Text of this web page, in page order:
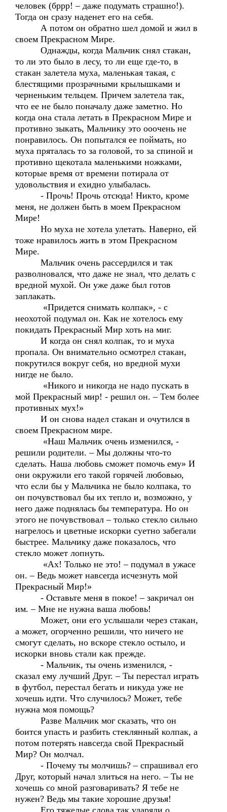
человек (бррр! – даже подумать страшно!).
Тогда он сразу наденет его на себя.
А потом он обратно шел домой и жил в
своем Прекрасном Мире.
Однажды, когда Мальчик снял стакан,
то ли это было в лесу, то ли еще где-то, в
стакан залетела муха, маленькая такая, с
блестящими прозрачными крылышками и
черненьким тельцем. Причем залетела так,
что ее не было поначалу даже заметно. Но
когда она стала летать в Прекрасном Мире и
противно зыкать, Мальчику это ооочень не
понравилось. Он попытался ее поймать, но
муха пряталась то за головой, то за спиной и
противно щекотала маленькими ножками,
которые время от времени потирала от
удовольствия и ехидно улыбалась.
- Прочь! Прочь отсюда! Никто, кроме
меня, не должен быть в моем Прекрасном
Мире!
Но муха не хотела улетать. Наверно, ей
тоже нравилось жить в этом Прекрасном
Мире.
Мальчик очень рассердился и так
разволновался, что даже не знал, что делать с
вредной мухой. Он уже даже был готов
заплакать.
«Придется снимать колпак», - с
неохотой подумал он. Как не хотелось ему
покидать Прекрасный Мир хоть на миг.
И когда он снял колпак, то и муха
пропала. Он внимательно осмотрел стакан,
покрутился вокруг себя, но вредной мухи
нигде не было.
«Никого и никогда не надо пускать в
мой Прекрасный мир! - решил он. – Тем более
противных мух!»
И он снова надел стакан и очутился в
своем Прекрасном мире.
«Наш Мальчик очень изменился, -
решили родители. – Мы должны что-то
сделать. Наша любовь сможет помочь ему» И
они окружили его такой горячей любовью,
что если бы у Мальчика не было колпака, то
он почувствовал бы их тепло и, возможно, у
него даже поднялась бы температура. Но он
этого не почувствовал – только стекло сильно
нагрелось и цветные искорки суетно забегали
быстрее. Мальчику даже показалось, что
стекло может лопнуть.
«Ах! Только не это! – подумал в ужасе
он. – Ведь может навсегда исчезнуть мой
Прекрасный Мир!»
- Оставьте меня в покое! – закричал он
им. – Мне не нужна ваша любовь!
Может, они его услышали через стакан,
а может, огорченно решили, что ничего не
смогут сделать, но вскоре стекло остыло, и
искорки вновь стали как прежде.
- Мальчик, ты очень изменился, -
сказал ему лучший Друг. – Ты перестал играть
в футбол, перестал бегать и никуда уже не
хочешь идти. Что случилось? Может, тебе
нужна моя помощь?
Разве Мальчик мог сказать, что он
боится упасть и разбить стеклянный колпак, а
потом потерять навсегда свой Прекрасный
Мир? Он молчал.
- Почему ты молчишь? – спрашивал его
Друг, который начал злиться на него. – Ты не
хочешь со мной разговаривать? Я тебе не
нужен? Ведь мы такие хорошие друзья!
Его тяжелые слова так ударяли о